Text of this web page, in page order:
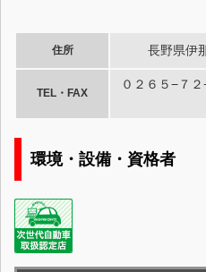
住所 長野県伊
TEL・FAX
０２６５−７
環境・設備・資格者